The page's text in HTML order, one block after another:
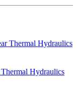
Hydraulics